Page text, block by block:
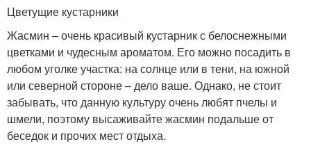
Цветущие кустарники
Жасмин – очень красивый кустарник с белоснежными
цветками и чудесным ароматом. Его можно посадить в
любом уголке участка: на солнце или в тени, на южной
или северной стороне – дело ваше. Однако, не стоит
забывать, что данную культуру очень любят пчелы и
шмели, поэтому высаживайте жасмин подальше от
беседок и прочих мест отдыха.